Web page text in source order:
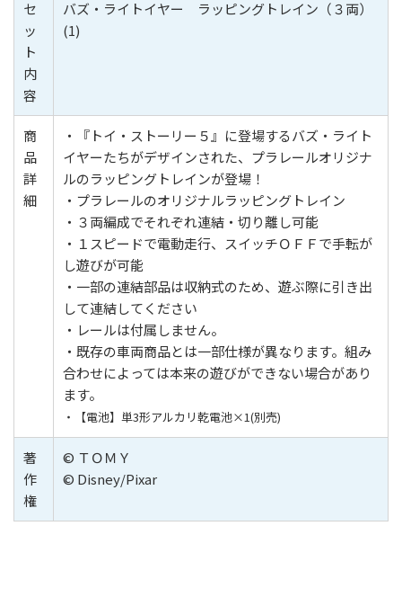
セ
ッ
ト
内
容
バズ・ライトイヤー ラッピングトレイン（３両）
(1)
商
品
詳
細
・『トイ・ストーリー５』に登場するバズ・ライト
イヤーたちがデザインされた、プラレールオリジナ
ルのラッピングトレインが登場！
・プラレールのオリジナルラッピングトレイン
・３両編成でそれぞれ連結・切り離し可能
・１スピードで電動走行、スイッチＯＦＦで手転が
し遊びが可能
・一部の連結部品は収納式のため、遊ぶ際に引き出
して連結してください
・レールは付属しません。
・既存の車両商品とは一部仕様が異なります。組み
合わせによっては本来の遊びができない場合があり
ます。
・【電池】 単3形アルカリ乾電池×1(別売)
著
作
権
© ＴＯＭＹ
© Disney/Pixar